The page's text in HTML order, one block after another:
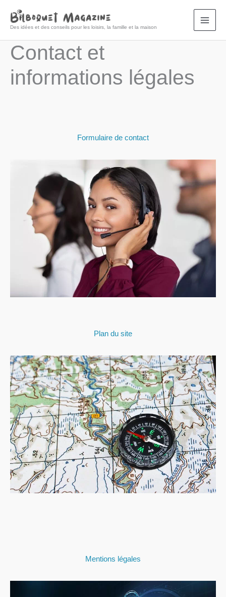
Des idées et des conseils pour les loisirs, la famille et la maison
Contact et
informations légales
Formulaire de contact
Plan du site
Mentions légales